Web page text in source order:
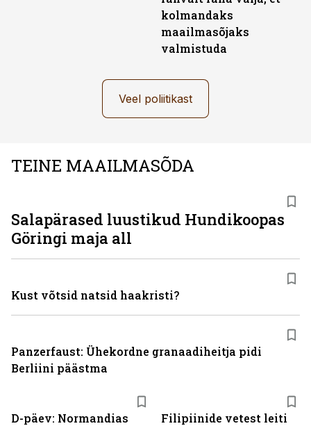
kolmandaks
maailmasõjaks
valmistuda
Veel poliitikast
TEINE MAAILMASÕDA
D-päev: Normandias
Filipiinide vetest leiti
Salapärased luustikud Hundikoopas
Göringi maja all
Kust võtsid natsid haakristi?
Panzerfaust: Ühekordne granaadiheitja pidi
Berliini päästma